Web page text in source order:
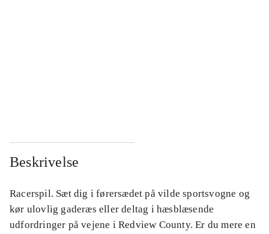
Beskrivelse
Racerspil. Sæt dig i førersædet på vilde sportsvogne og
kør ulovlig gaderæs eller deltag i hæsblæsende
udfordringer på vejene i Redview County. Er du mere en